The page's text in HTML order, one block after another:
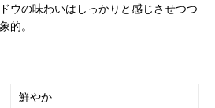
ウの味わいはしっかりと感じさせつつ
的。
鮮やか